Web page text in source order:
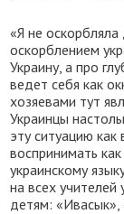
«Я не
оскорблением
Украину, а про
ведет себя как
хозяевами тут
Украинцы
эту ситуацию
воспринимать
украинскому
на всех
детям: «Ивасык»,